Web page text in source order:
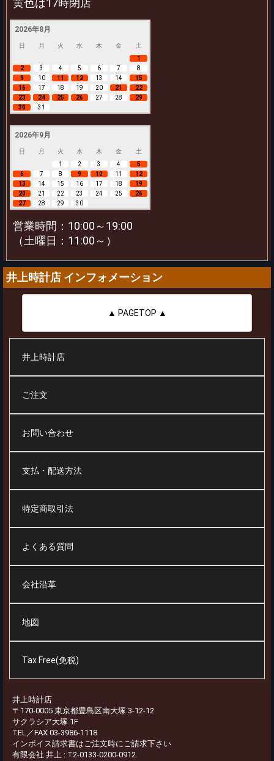
黄色は17時閉店
2026年8月
日 月 火 水 木 金
土
1
2
3 4 5 6 7
8
9
10 11 12 13 14
15
16
17 18 19 20 21
22
23
24 25 26 27 28
29
30
31
2026年9月
日 月 火 水 木 金
土
1
2 3 4
5
6
7 8 9 10 11
12
13
14 15 16 17 18
19
20
21 22 23 24 25
26
27
28 29 30
営業時間：10:00～19:00
（土曜日：11:00～）
井上時計店 インフォメーション
▲ PAGETOP ▲
井上時計店
ご注文
お問い合わせ
支払・配送方法
特定商取引法
よくある質問
会社沿革
地図
Tax Free(免税)
井上時計店
〒170-0005 東京都豊島区南大塚 3-12-12
サクラシア大塚 1F
TEL／FAX 03-3986-1118
インボイス請求書はご注文時にご請求下さい
有限会社 井上 : T2-0133-0200-0912